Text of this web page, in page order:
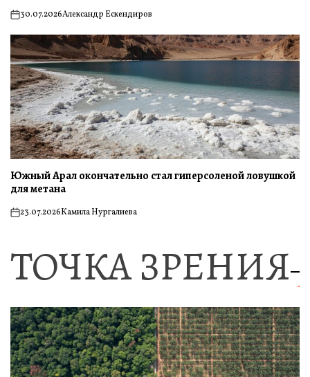
on30.07.2026Александр Ескендиров
Южный Арал окончательно стал гиперсоленой ловушкой
для метана
on23.07.2026Камила Нургалиева
ТОЧКА ЗРЕНИЯ